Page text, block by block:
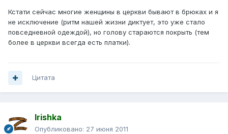
Кстати сейчас многие женщины в церкви бывают в брюках и я
не исключение (ритм нашей жизни диктует, это уже стало
повседневной одеждой), но голову стараются покрыть (тем
более в церкви всегда есть платки).
Цитата
Irishka
Опубликовано: 27 июня 2011